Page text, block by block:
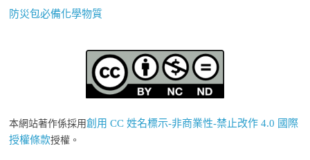
防災包必備化學物質
本網站著作係採用創用 CC 姓名標示-非商業性-禁止改作 4.0 國際
授權條款授權。